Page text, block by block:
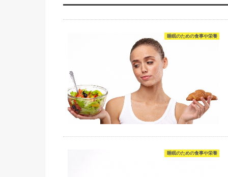
睡眠のための食事や栄養
睡眠のための食事や栄養